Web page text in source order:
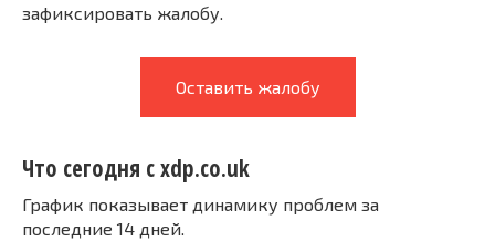
зафиксировать жалобу.
Оставить жалобу
Что сегодня с xdp.co.uk
График показывает динамику проблем за
последние 14 дней.